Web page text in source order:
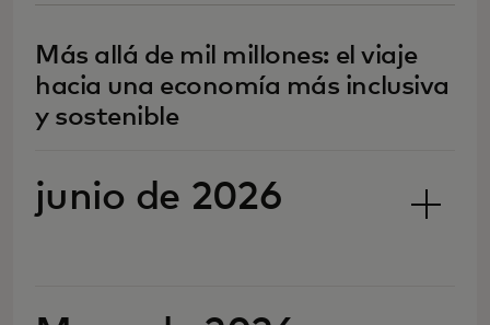
Más allá de mil millones: el viaje
hacia una economía más inclusiva
y sostenible
junio de 2026